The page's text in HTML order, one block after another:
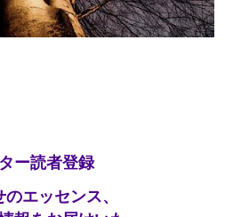
ー読者登録
エッセンス、